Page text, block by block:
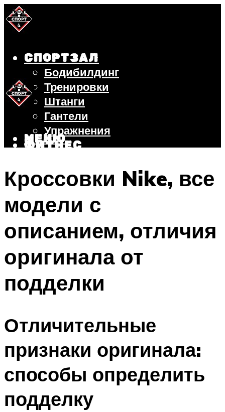
СПОРТЗАЛ
Бодибилдинг
Тренировки
Штанги
Гантели
Упражнения
ФИТНЕС
ВЕЛОСИПЕД
ПОХУДЕНИЕ
МЕНЮ
Кроссовки Nike, все
модели с
описанием, отличия
оригинала от
подделки
Отличительные
признаки оригинала:
способы определить
подделку